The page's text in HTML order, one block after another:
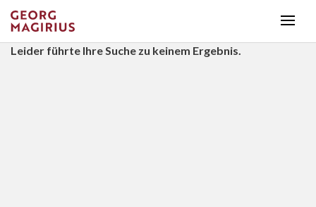
Leider führte Ihre Suche zu keinem Ergebnis.